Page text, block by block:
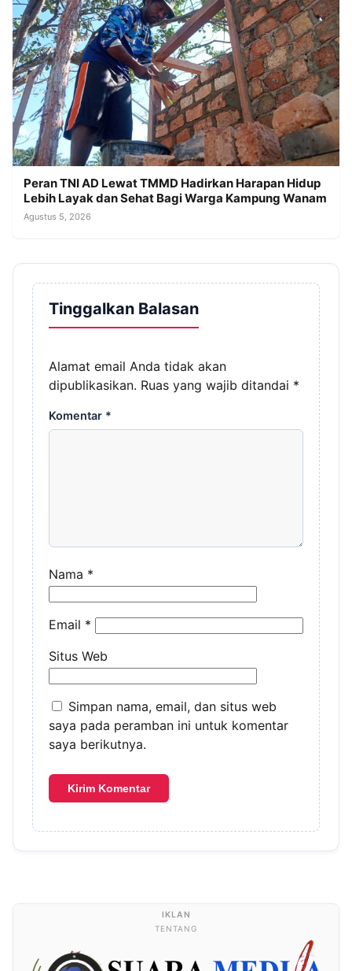
Peran TNI AD Lewat TMMD Hadirkan Harapan Hidup
Lebih Layak dan Sehat Bagi Warga Kampung Wanam
Agustus 5, 2026
Tinggalkan Balasan
Alamat email Anda tidak akan
dipublikasikan. Ruas yang wajib ditandai *
Komentar *
Nama *
Email *
Situs Web
Simpan nama, email, dan situs web
saya pada peramban ini untuk komentar
saya berikutnya.
TENTANG